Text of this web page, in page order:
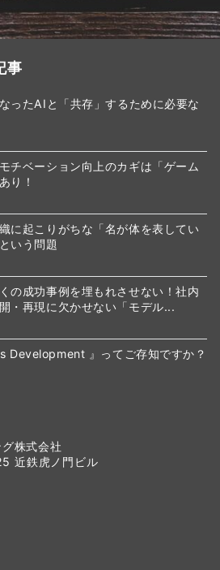
事
ったAIと「共存」するために必要な
チベーション向上のカギは「ゲーム
り！
に起こりがちな「名が体を表してい
いう問題
の成功事例を埋もれさせない！社内
・再現に欠かせない「モデル...
Development 』ってご存知ですか？
株式会社
近鉄虎ノ門ビル